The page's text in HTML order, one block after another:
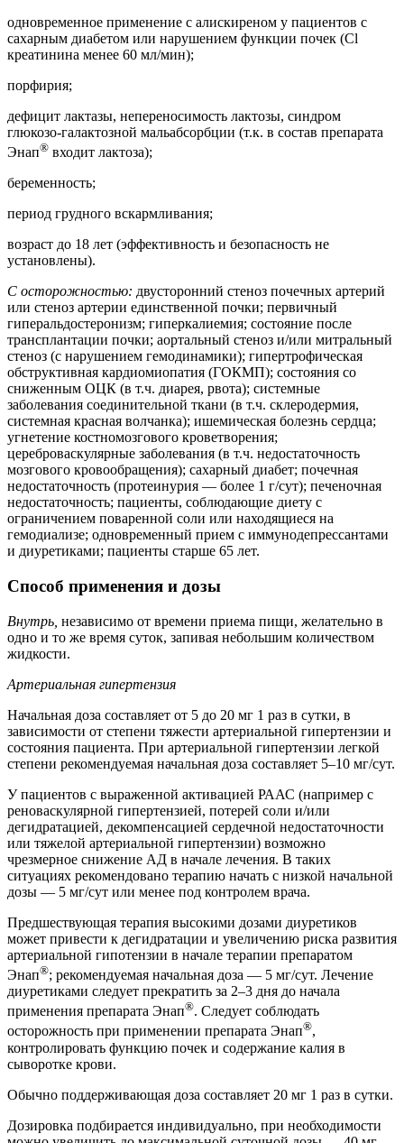
одновременное применение с алискиреном у пациентов с
сахарным диабетом или нарушением функции почек (Cl
креатинина менее 60 мл/мин);
порфирия;
дефицит лактазы, непереносимость лактозы, синдром
глюкозо-галактозной мальабсорбции (т.к. в состав препарата
Энап® входит лактоза);
беременность;
период грудного вскармливания;
возраст до 18 лет (эффективность и безопасность не
установлены).
С осторожностью: двусторонний стеноз почечных артерий
или стеноз артерии единственной почки; первичный
гиперальдостеронизм; гиперкалиемия; состояние после
трансплантации почки; аортальный стеноз и/или митральный
стеноз (с нарушением гемодинамики); гипертрофическая
обструктивная кардиомиопатия (ГОКМП); состояния со
сниженным ОЦК (в т.ч. диарея, рвота); системные
заболевания соединительной ткани (в т.ч. склеродермия,
системная красная волчанка); ишемическая болезнь сердца;
угнетение костномозгового кроветворения;
цереброваскулярные заболевания (в т.ч. недостаточность
мозгового кровообращения); сахарный диабет; почечная
недостаточность (протеинурия — более 1 г/сут); печеночная
недостаточность; пациенты, соблюдающие диету с
ограничением поваренной соли или находящиеся на
гемодиализе; одновременный прием с иммунодепрессантами
и диуретиками; пациенты старше 65 лет.
Способ применения и дозы
Внутрь, независимо от времени приема пищи, желательно в
одно и то же время суток, запивая небольшим количеством
жидкости.
Артериальная гипертензия
Начальная доза составляет от 5 до 20 мг 1 раз в сутки, в
зависимости от степени тяжести артериальной гипертензии и
состояния пациента. При артериальной гипертензии легкой
степени рекомендуемая начальная доза составляет 5–10 мг/сут.
У пациентов с выраженной активацией РААС (например с
реноваскулярной гипертензией, потерей соли и/или
дегидратацией, декомпенсацией сердечной недостаточности
или тяжелой артериальной гипертензии) возможно
чрезмерное снижение АД в начале лечения. В таких
ситуациях рекомендовано терапию начать с низкой начальной
дозы — 5 мг/сут или менее под контролем врача.
Предшествующая терапия высокими дозами диуретиков
может привести к дегидратации и увеличению риска развития
артериальной гипотензии в начале терапии препаратом
Энап®; рекомендуемая начальная доза — 5 мг/сут. Лечение
диуретиками следует прекратить за 2–3 дня до начала
применения препарата Энап®. Следует соблюдать
осторожность при применении препарата Энап®,
контролировать функцию почек и содержание калия в
сыворотке крови.
Обычно поддерживающая доза составляет 20 мг 1 раз в сутки.
Дозировка подбирается индивидуально, при необходимости